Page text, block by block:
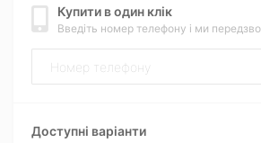
Купити в один клік
Введіть номер телефону і ми
Доступні варіанти